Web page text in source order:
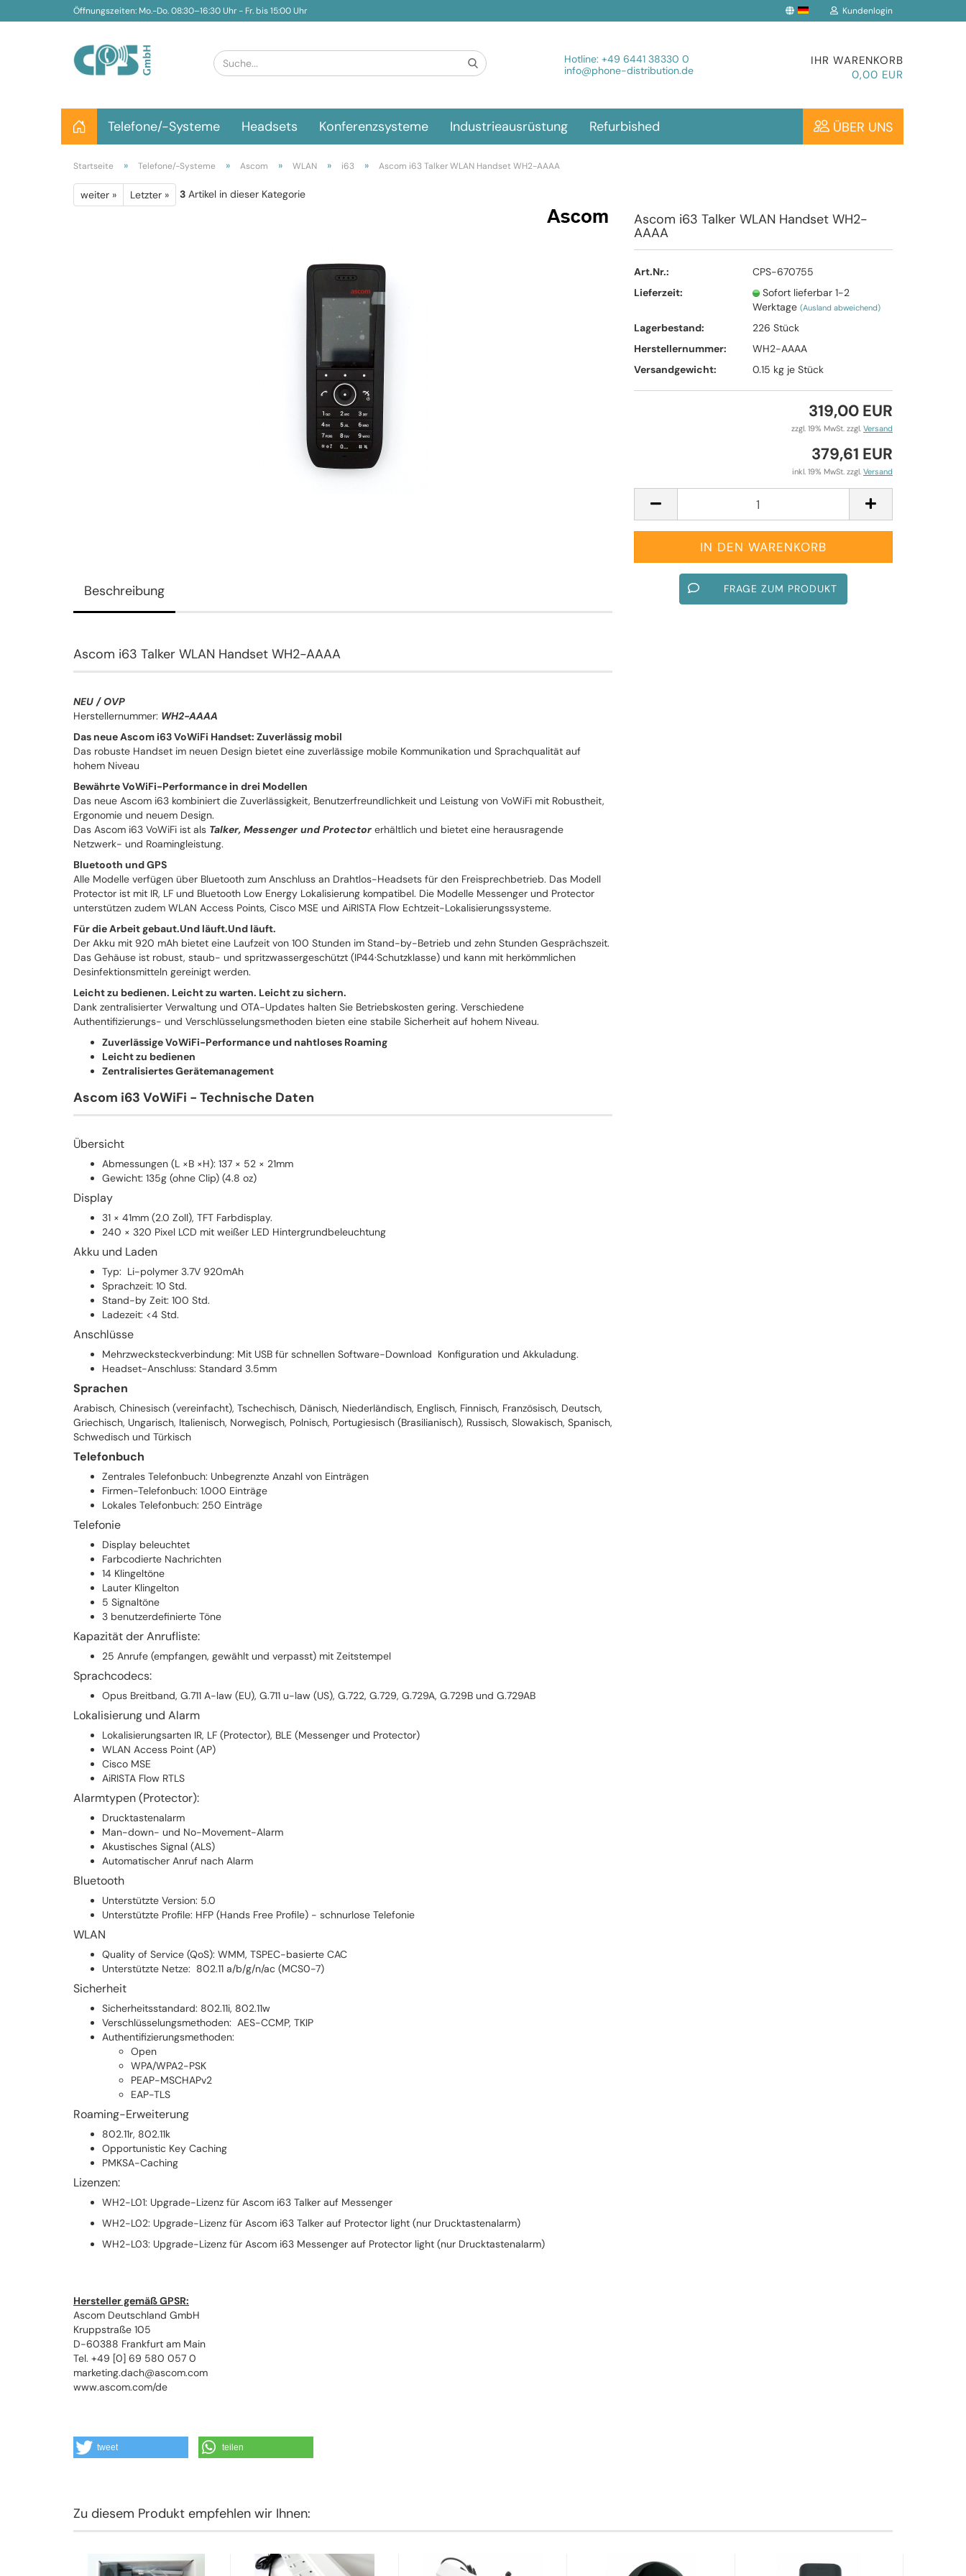
Öffnungszeiten: Mo.-Do. 08:30–16:30 Uhr - Fr. bis 15:00 Uhr Kundenlogin
Konto erstellen
Hotline: +49 6441 38330 0
info@phone-distribution.de
IHR WARENKORB
0,00 EUR
Telefone/-Systeme Headsets Konferenzsysteme Industrieausrüstung Refurbished ÜBER UNS
Startseite » Telefone/-Systeme » Ascom » WLAN » i63 » Ascom i63 Talker WLAN Handset WH2-AAAA
weiter » Letzter » 3 Artikel in dieser Kategorie
Ascom i63 Talker WLAN Handset WH2-
AAAA
Art.Nr.:
CPS-670755
Lieferzeit:
Sofort lieferbar 1-2
Werktage (Ausland abweichend)
Lagerbestand: 226 Stück
Herstellernummer:
WH2-AAAA
Versandgewicht:
0.15 kg je Stück
319,00 EUR
zzgl. 19% MwSt. zzgl. Versand
379,61 EUR
inkl. 19% MwSt. zzgl. Versand
FRAGE ZUM PRODUKT
Beschreibung
Ascom i63 Talker WLAN Handset WH2-AAAA
NEU / OVP
Herstellernummer: WH2-AAAA
Das neue Ascom i63 VoWiFi Handset: Zuverlässig mobil
Das robuste Handset im neuen Design bietet eine zuverlässige mobile Kommunikation und Sprachqualität auf
hohem Niveau
Bewährte VoWiFi-Performance in drei Modellen
Das neue Ascom i63 kombiniert die Zuverlässigkeit, Benutzerfreundlichkeit und Leistung von VoWiFi mit Robustheit,
Ergonomie und neuem Design.
Das Ascom i63 VoWiFi ist als Talker, Messenger und Protector erhältlich und bietet eine herausragende
Netzwerk- und Roamingleistung.
Bluetooth und GPS
Alle Modelle verfügen über Bluetooth zum Anschluss an Drahtlos-Headsets für den Freisprechbetrieb. Das Modell
Protector ist mit IR, LF und Bluetooth Low Energy Lokalisierung kompatibel. Die Modelle Messenger und Protector
unterstützen zudem WLAN Access Points, Cisco MSE und AiRISTA Flow Echtzeit-Lokalisierungssysteme.
Für die Arbeit gebaut.Und läuft.Und läuft.
Der Akku mit 920 mAh bietet eine Laufzeit von 100 Stunden im Stand-by-Betrieb und zehn Stunden Gesprächszeit.
Das Gehäuse ist robust, staub- und spritzwassergeschützt (IP44·Schutzklasse) und kann mit herkömmlichen
Desinfektionsmitteln gereinigt werden.
Leicht zu bedienen. Leicht zu warten. Leicht zu sichern.
Dank zentralisierter Verwaltung und OTA-Updates halten Sie Betriebskosten gering. Verschiedene
Authentifizierungs- und Verschlüsselungsmethoden bieten eine stabile Sicherheit auf hohem Niveau.
Zuverlässige VoWiFi-Performance und nahtloses Roaming
Leicht zu bedienen
Zentralisiertes Gerätemanagement
Ascom i63 VoWiFi - Technische Daten
Übersicht
Abmessungen (L ×B ×H): 137 × 52 × 21mm
Gewicht: 135g (ohne Clip) (4.8 oz)
Display
31 × 41mm (2.0 Zoll), TFT Farbdisplay.
240 × 320 Pixel LCD mit weißer LED Hintergrundbeleuchtung
Akku und Laden
Typ: Li-polymer 3.7V 920mAh
Sprachzeit: 10 Std.
Stand-by Zeit: 100 Std.
Ladezeit: <4 Std.
Anschlüsse
Mehrzwecksteckverbindung: Mit USB für schnellen Software-Download Konfiguration und Akkuladung.
Headset-Anschluss: Standard 3.5mm
Sprachen
Arabisch, Chinesisch (vereinfacht), Tschechisch, Dänisch, Niederländisch, Englisch, Finnisch, Französisch, Deutsch,
Griechisch, Ungarisch, Italienisch, Norwegisch, Polnisch, Portugiesisch (Brasilianisch), Russisch, Slowakisch, Spanisch,
Schwedisch und Türkisch
Telefonbuch
Zentrales Telefonbuch: Unbegrenzte Anzahl von Einträgen
Firmen-Telefonbuch: 1.000 Einträge
Lokales Telefonbuch: 250 Einträge
Telefonie
Display beleuchtet
Farbcodierte Nachrichten
14 Klingeltöne
Lauter Klingelton
5 Signaltöne
3 benutzerdefinierte Töne
Kapazität der Anrufliste:
25 Anrufe (empfangen, gewählt und verpasst) mit Zeitstempel
Sprachcodecs:
Opus Breitband, G.711 A-law (EU), G.711 u-law (US), G.722, G.729, G.729A, G.729B und G.729AB
Lokalisierung und Alarm
Lokalisierungsarten IR, LF (Protector), BLE (Messenger und Protector)
WLAN Access Point (AP)
Cisco MSE
AiRISTA Flow RTLS
Alarmtypen (Protector):
Drucktastenalarm
Man-down- und No-Movement-Alarm
Akustisches Signal (ALS)
Automatischer Anruf nach Alarm
Bluetooth
Unterstützte Version: 5.0
Unterstützte Profile: HFP (Hands Free Profile) - schnurlose Telefonie
WLAN
Quality of Service (QoS): WMM, TSPEC-basierte CAC
Unterstützte Netze: 802.11 a/b/g/n/ac (MCS0-7)
Sicherheit
Sicherheitsstandard: 802.11i, 802.11w
Verschlüsselungsmethoden: AES-CCMP, TKIP
Authentifizierungsmethoden:
Open
WPA/WPA2-PSK
PEAP-MSCHAPv2
EAP-TLS
Roaming-Erweiterung
802.11r, 802.11k
Opportunistic Key Caching
PMKSA-Caching
Lizenzen:
WH2-L01: Upgrade-Lizenz für Ascom i63 Talker auf Messenger
WH2-L02: Upgrade-Lizenz für Ascom i63 Talker auf Protector light (nur Drucktastenalarm)
WH2-L03: Upgrade-Lizenz für Ascom i63 Messenger auf Protector light (nur Drucktastenalarm)
Hersteller gemäß GPSR:
Ascom Deutschland GmbH
Kruppstraße 105
D-60388 Frankfurt am Main
Tel. +49 [0] 69 580 057 0
marketing.dach@ascom.com
www.ascom.com/de
tweet teilen
Zu diesem Produkt empfehlen wir Ihnen: